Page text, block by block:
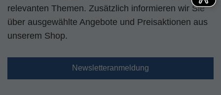
relevanten Themen. Zusätzlich informieren wir Sie
über ausgewählte Angebote und Preisaktionen aus
unserem Shop.
Newsletteranmeldung